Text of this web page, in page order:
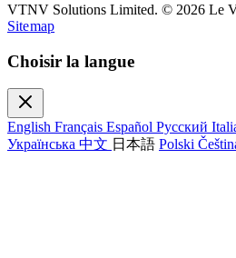
VTNV Solutions Limited. © 2026 Le
Sitemap
Choisir la langue
English Français Español Русский
Українська 中文 日本語 Polski